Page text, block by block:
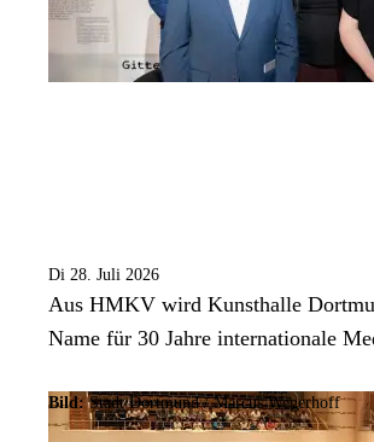
Di 28. Juli 2026
Aus HMKV wird Kunsthalle
Name für 30 Jahre internationale
Bild: Stadt Dortmund / Marcus Wegerhoff